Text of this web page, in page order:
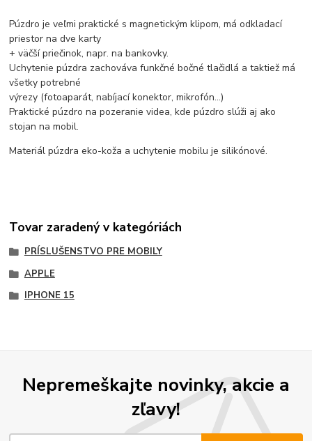
Púzdro je veľmi praktické s magnetickým klipom, má odkladací
priestor na dve karty
+ väčší priečinok, napr. na bankovky.
Uchytenie púzdra zachováva funkčné bočné tlačidlá a taktiež má
všetky potrebné
výrezy (fotoaparát, nabíjací konektor, mikrofón...)
Praktické púzdro na pozeranie videa, kde púzdro slúži aj ako
stojan na mobil.
Materiál púzdra eko-koža a uchytenie mobilu je silikónové.
Tovar zaradený v kategóriách
PRÍSLUŠENSTVO PRE MOBILY
APPLE
IPHONE 15
Nepremeškajte novinky, akcie a
zľavy!